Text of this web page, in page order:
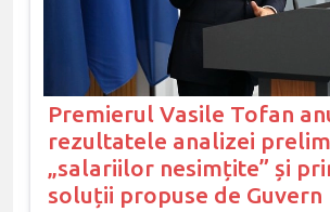
Premierul Vasile Tofan
rezultatele analizei
„salariilor nesimțite” și
soluții propuse de Guvern